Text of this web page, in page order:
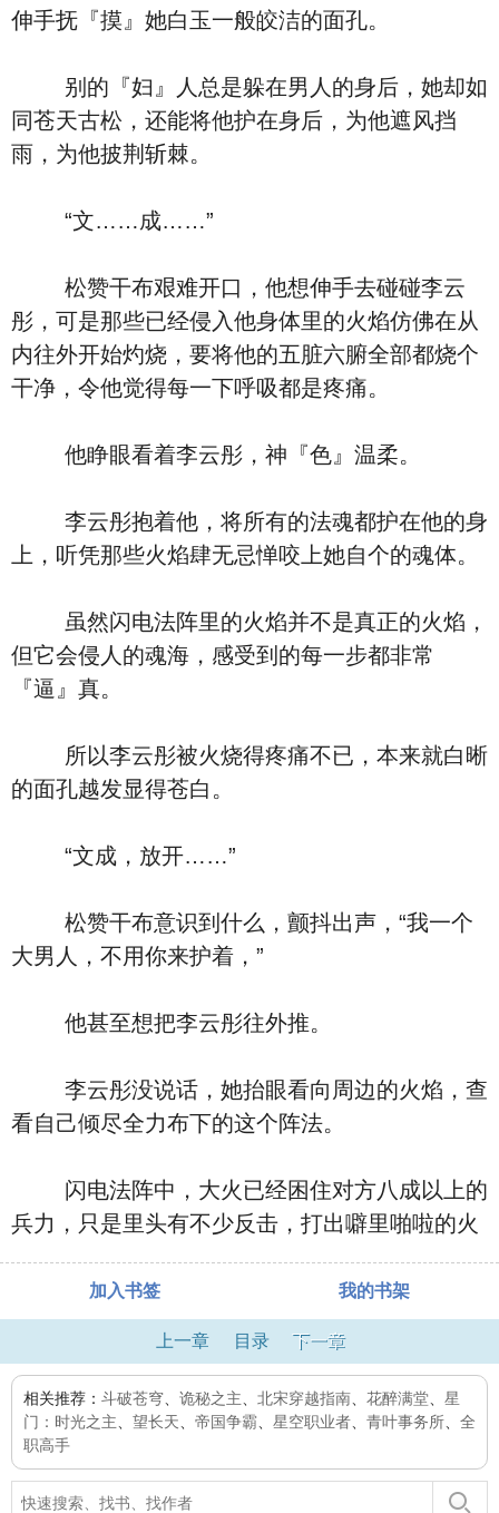
伸手抚『摸』她白玉一般皎洁的面孔。
别的『妇』人总是躲在男人的身后，她却如
同苍天古松，还能将他护在身后，为他遮风挡
雨，为他披荆斩棘。
“文……成……”
松赞干布艰难开口，他想伸手去碰碰李云
彤，可是那些已经侵入他身体里的火焰仿佛在从
内往外开始灼烧，要将他的五脏六腑全部都烧个
干净，令他觉得每一下呼吸都是疼痛。
他睁眼看着李云彤，神『色』温柔。
李云彤抱着他，将所有的法魂都护在他的身
上，听凭那些火焰肆无忌惮咬上她自个的魂体。
虽然闪电法阵里的火焰并不是真正的火焰，
但它会侵人的魂海，感受到的每一步都非常
『逼』真。
所以李云彤被火烧得疼痛不已，本来就白晰
的面孔越发显得苍白。
“文成，放开……”
松赞干布意识到什么，颤抖出声，“我一个
大男人，不用你来护着，”
他甚至想把李云彤往外推。
李云彤没说话，她抬眼看向周边的火焰，查
看自己倾尽全力布下的这个阵法。
闪电法阵中，大火已经困住对方八成以上的
兵力，只是里头有不少反击，打出噼里啪啦的火
加入书签 我的书架
上一章 目录 下一章
相关推荐： 斗破苍穹 诡秘之主 北宋穿越指南 花醉满堂
星
门：时光之主
望长天 帝国争霸 星空职业者 青叶事务所
全
职高手